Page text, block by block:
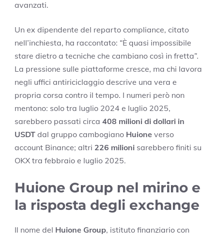
avanzati.
Un ex dipendente del reparto compliance, citato
nell’inchiesta, ha raccontato: “È quasi impossibile
stare dietro a tecniche che cambiano così in fretta”.
La pressione sulle piattaforme cresce, ma chi lavora
negli uffici antiriciclaggio descrive una vera e
propria corsa contro il tempo. I numeri però non
mentono: solo tra luglio 2024 e luglio 2025,
sarebbero passati circa 408 milioni di dollari in
USDT dal gruppo cambogiano Huione verso
account Binance; altri 226 milioni sarebbero finiti su
OKX tra febbraio e luglio 2025.
Huione Group nel mirino e
la risposta degli exchange
Il nome del Huione Group, istituto finanziario con